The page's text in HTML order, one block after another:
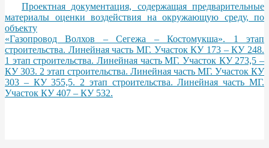
Проектная документация, содержащая предварительные
материалы оценки воздействия на окружающую среду, по
объекту
«Газопровод Волхов – Сегежа – Костомукша». 1 этап
строительства. Линейная часть МГ. Участок КУ 173 – КУ 248.
1 этап строительства. Линейная часть МГ. Участок КУ 273,5 –
КУ 303. 2 этап строительства. Линейная часть МГ. Участок КУ
303 – КУ 355,5. 2 этап строительства. Линейная часть МГ.
Участок КУ 407 – КУ 532.